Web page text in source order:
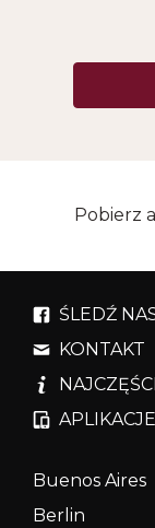
Pobierz
ŚLEDŹ
KONTAKT
Buenos Aires
Berlin